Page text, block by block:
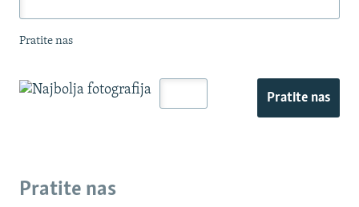
Pratite nas
Pratite nas
Pratite nas